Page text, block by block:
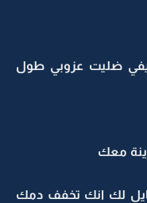
ضليت عزوبي طول
معك
لك انك تخفف دمك